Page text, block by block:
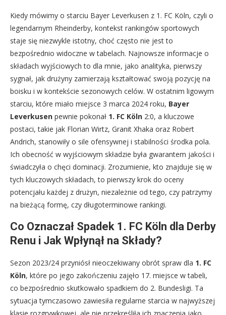
Kiedy mówimy o starciu Bayer Leverkusen z 1. FC Köln, czyli o
legendarnym Rheinderby, kontekst rankingów sportowych
staje się niezwykle istotny, choć często nie jest to
bezpośrednio widoczne w tabelach. Najnowsze informacje o
składach wyjściowych to dla mnie, jako analityka, pierwszy
sygnał, jak drużyny zamierzają kształtować swoją pozycję na
boisku i w kontekście sezonowych celów. W ostatnim ligowym
starciu, które miało miejsce 3 marca 2024 roku, Bayer
Leverkusen pewnie pokonał 1. FC Köln 2:0, a kluczowe
postaci, takie jak Florian Wirtz, Granit Xhaka oraz Robert
Andrich, stanowiły o sile ofensywnej i stabilności środka pola.
Ich obecność w wyjściowym składzie była gwarantem jakości i
świadczyła o chęci dominacji. Zrozumienie, kto znajduje się w
tych kluczowych składach, to pierwszy krok do oceny
potencjału każdej z drużyn, niezależnie od tego, czy patrzymy
na bieżącą formę, czy długoterminowe rankingi.
Co Oznaczał Spadek 1. FC Köln dla Derby
Renu i Jak Wpłynął na Składy?
Sezon 2023/24 przyniósł nieoczekiwany obrót spraw dla 1. FC
Köln, które po jego zakończeniu zajęło 17. miejsce w tabeli,
co bezpośrednio skutkowało spadkiem do 2. Bundesligi. Ta
sytuacja tymczasowo zawiesiła regularne starcia w najwyższej
klasie rozgrywkowej, ale nie przekreśliła ich znaczenia jako